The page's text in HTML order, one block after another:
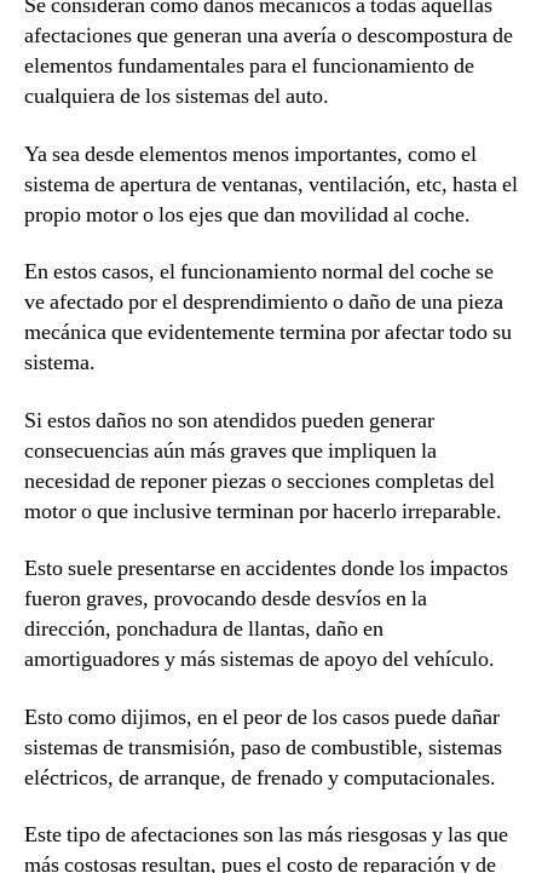
Se consideran como daños mecánicos a todas aquellas
afectaciones que generan una avería o descompostura de
elementos fundamentales para el funcionamiento de
cualquiera de los sistemas del auto.
Ya sea desde elementos menos importantes, como el
sistema de apertura de ventanas, ventilación, etc, hasta el
propio motor o los ejes que dan movilidad al coche.
En estos casos, el funcionamiento normal del coche se
ve afectado por el desprendimiento o daño de una pieza
mecánica que evidentemente termina por afectar todo su
sistema.
Si estos daños no son atendidos pueden generar
consecuencias aún más graves que impliquen la
necesidad de reponer piezas o secciones completas del
motor o que inclusive terminan por hacerlo irreparable.
Esto suele presentarse en accidentes donde los impactos
fueron graves, provocando desde desvíos en la
dirección, ponchadura de llantas, daño en
amortiguadores y más sistemas de apoyo del vehículo.
Esto como dijimos, en el peor de los casos puede dañar
sistemas de transmisión, paso de combustible, sistemas
eléctricos, de arranque, de frenado y computacionales.
Este tipo de afectaciones son las más riesgosas y las que
más costosas resultan, pues el costo de reparación y de